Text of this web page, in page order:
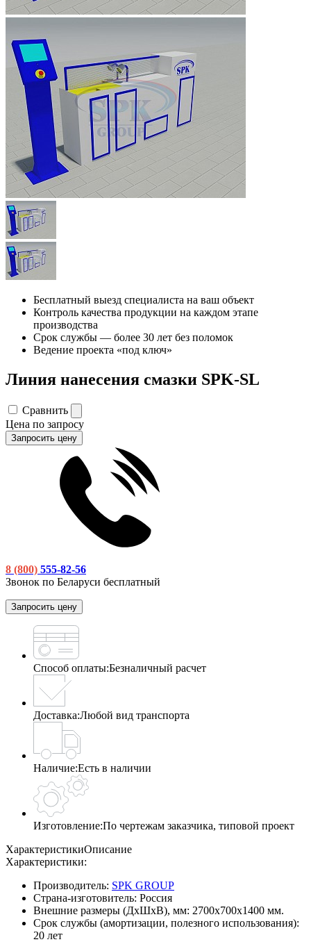
Бесплатный выезд специалиста на ваш объект
Контроль качества продукции на каждом этапе
производства
Срок службы — более 30 лет без поломок
Ведение проекта «под ключ»
Линия нанесения смазки SPK-SL
Сравнить
Цена по запросу
Запросить цену
8 (800) 555-82-56
Звонок по Беларуси бесплатный
Запросить цену
Способ оплаты:Безналичный расчет
Доставка:Любой вид транспорта
Наличие:Есть в наличии
Изготовление:По чертежам заказчика, типовой проект
ХарактеристикиОписание
Характеристики:
Производитель: SPK GROUP
Страна-изготовитель: Россия
Внешние размеры (ДхШхВ), мм: 2700х700х1400 мм.
Срок службы (амортизации, полезного использования):
20 лет